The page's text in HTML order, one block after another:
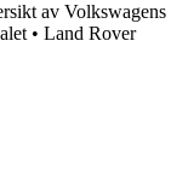
av Volkswagens
• Land Rover